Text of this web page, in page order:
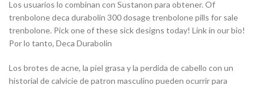
Los usuarios lo combinan con Sustanon para obtener. Of
trenbolone deca durabolin 300 dosage trenbolone pills for sale
trenbolone. Pick one of these sick designs today! Link in our bio!
Por lo tanto, Deca Durabolin
Los brotes de acne, la piel grasa y la perdida de cabello con un
historial de calvicie de patron masculino pueden ocurrir para